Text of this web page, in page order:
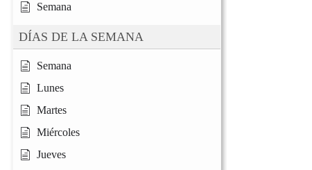
Semana
DÍAS DE LA SEMANA
Semana
Lunes
Martes
Miércoles
Jueves